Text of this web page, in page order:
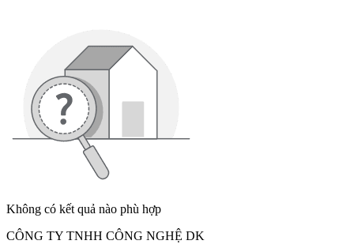
Không có kết quả nào phù hợp
CÔNG TY TNHH CÔNG NGHỆ DK